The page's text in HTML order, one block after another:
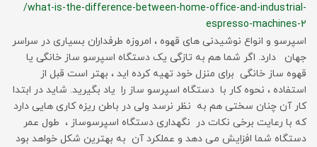
/what-is-the-difference-between-home-office-and-industrial-
espresso-machines-2
اسپرسو و انواع نوشیدنی های قهوه ، امروزه طرفداران بسیاری در سراسر
جهان دارد. اگر شما هم به تازگی یک دستگاه اسپرسو ساز خانگی یا
قهوه ساز خانگی برای منزل خود تهیه کرده اید ، بهتر است قبل از
استفاده ، نحوه کار با دستگاه اسپرسو ساز را یاد بگیرید. شاید در ابتدا
کار آن چنان سختی هم به نظر نرسد ولی در باطن ریزه کاری هایی دارد
که با رعایت برخی نکات در نگهداری دستگاه اسپرسوساز ، طول عمر
دستگاه شما افزایش می دهد و عملکرد آن به بهترین شکل خواهد بود